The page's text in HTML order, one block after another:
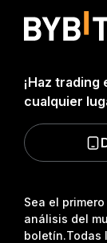
Sea el
análisis del
boletín.Todas
¡Haz
cualquier